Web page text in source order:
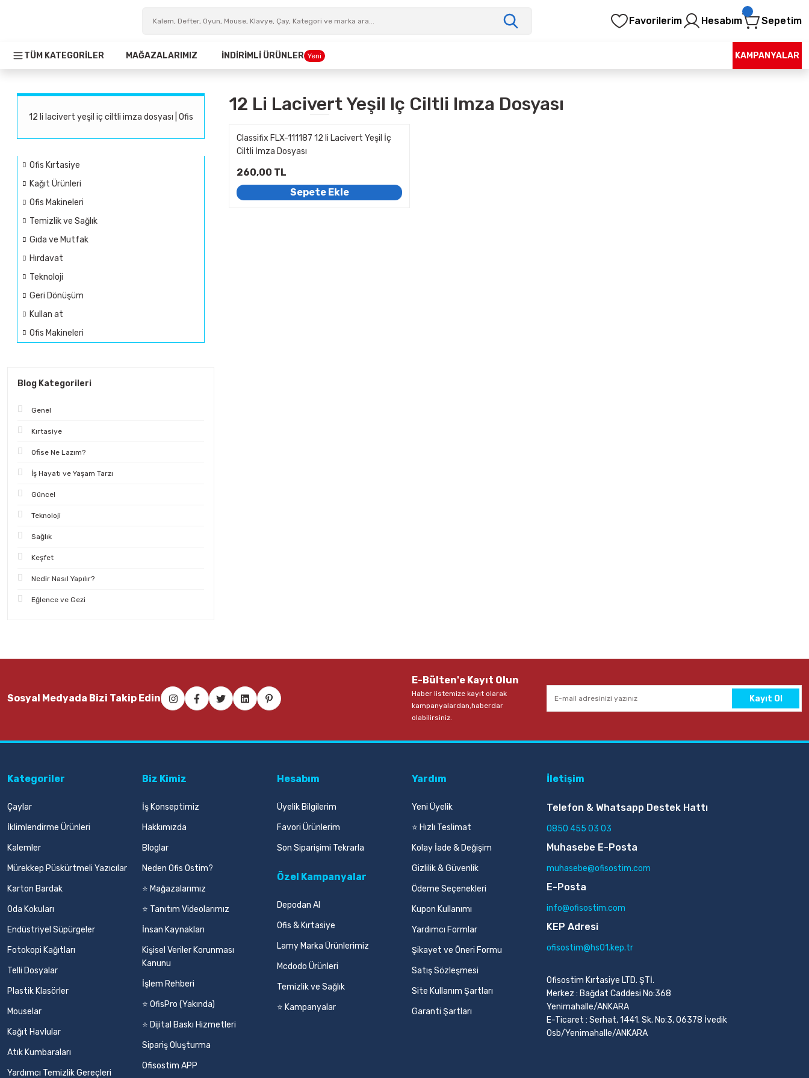
Favorilerim Hesabım Sepetim
TÜM KATEGORİLER MAĞAZALARIMIZ İNDİRİMLİ ÜRÜNLER Yeni KAMPANYALAR
12 li lacivert yeşil iç ciltli imza dosyası | Ofis
Ofis Kırtasiye
Kağıt Ürünleri
Ofis Makineleri
Temizlik ve Sağlık
Gıda ve Mutfak
Hırdavat
Teknoloji
Geri Dönüşüm
Kullan at
Ofis Makineleri
Blog Kategorileri
Genel
Kırtasiye
Ofise Ne Lazım?
İş Hayatı ve Yaşam Tarzı
Güncel
Teknoloji
Sağlık
Keşfet
Nedir Nasıl Yapılır?
Eğlence ve Gezi
12 Li Lacivert Yeşil Iç Ciltli Imza Dosyası
Classifix FLX-111187 12 li Lacivert Yeşil İç
Ciltli İmza Dosyası
260,00 TL
Sepete Ekle
Sosyal Medyada Bizi Takip Edin
E-Bülten'e Kayıt Olun
Haber listemize kayıt olarak
kampanyalardan,haberdar
olabilirsiniz.
Kayıt Ol
Kategoriler
Çaylar
İklimlendirme Ürünleri
Kalemler
Mürekkep Püskürtmeli Yazıcılar
Karton Bardak
Oda Kokuları
Endüstriyel Süpürgeler
Fotokopi Kağıtları
Telli Dosyalar
Plastik Klasörler
Mouselar
Kağıt Havlular
Atık Kumbaraları
Yardımcı Temizlik Gereçleri
Biz Kimiz
İş Konseptimiz
Hakkımızda
Bloglar
Neden Ofis Ostim?
⭐ Mağazalarımız
⭐ Tanıtım Videolarımız
İnsan Kaynakları
Kişisel Veriler Korunması
Kanunu
İşlem Rehberi
⭐ OfisPro (Yakında)
⭐ Dijital Baskı Hizmetleri
Sipariş Oluşturma
Ofisostim APP
Hesabım
Üyelik Bilgilerim
Favori Ürünlerim
Son Siparişimi Tekrarla
Özel Kampanyalar
Depodan Al
Ofis & Kırtasiye
Lamy Marka Ürünlerimiz
Mcdodo Ürünleri
Temizlik ve Sağlık
⭐ Kampanyalar
Yardım
Yeni Üyelik
⭐ Hızlı Teslimat
Kolay İade & Değişim
Gizlilik & Güvenlik
Ödeme Seçenekleri
Kupon Kullanımı
Yardımcı Formlar
Şikayet ve Öneri Formu
Satış Sözleşmesi
Site Kullanım Şartları
Garanti Şartları
İletişim
Telefon & Whatsapp Destek Hattı
0850 455 03 03
Muhasebe E-Posta
muhasebe@ofisostim.com
E-Posta
info@ofisostim.com
KEP Adresi
ofisostim@hs01.kep.tr
Ofisostim Kırtasiye LTD. ŞTİ.
Merkez : Bağdat Caddesi No:368
Yenimahalle/ANKARA
E-Ticaret : Serhat, 1441. Sk. No:3, 06378 İvedik
Osb/Yenimahalle/ANKARA